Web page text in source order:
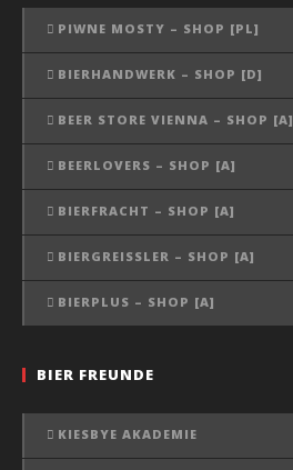
PIWNE MOSTY – SHOP [PL]
BIERHANDWERK – SHOP [D]
BEER STORE VIENNA – SHOP [A]
BEERLOVERS – SHOP [A]
BIERFRACHT – SHOP [A]
BIERGREISSLER – SHOP [A]
BIERPLUS – SHOP [A]
BIER FREUNDE
KIESBYE AKADEMIE